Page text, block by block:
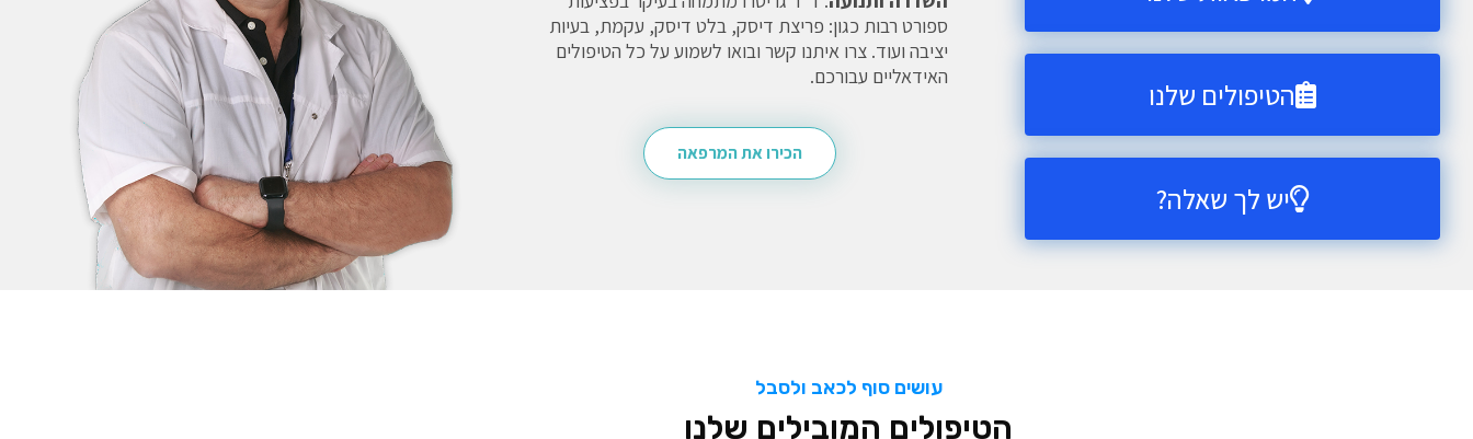
הטיפולים שלנו
יש לך שאלה?
ספורט רבות כגון: פריצת דיסק, בלט דיסק, עקמת, בעיות
יציבה ועוד. צרו איתנו קשר ובואו לשמוע על כל הטיפולים
האידאליים עבורכם.
הכירו את המרפאה
עושים סוף לכאב ולסבל
הטיפולים המובילים שלנו